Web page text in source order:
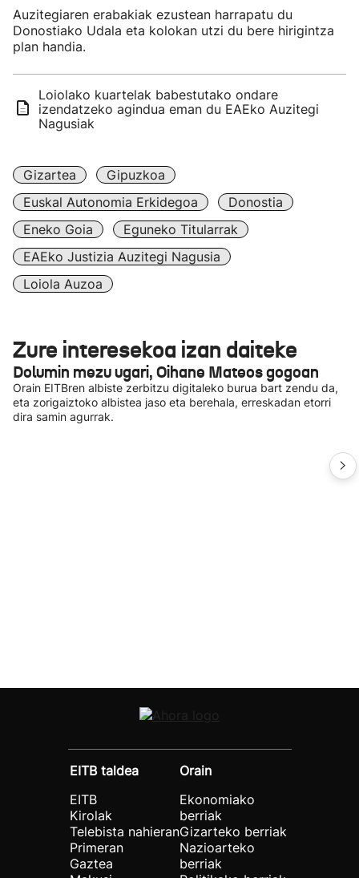
Auzitegiaren erabakiak ezustean harrapatu du
Donostiako Udala eta kolokan utzi du bere hirigintza
plan handia.
Loiolako kuartelak babestutako ondare
izendatzeko agindua eman du EAEko Auzitegi
Nagusiak
Gizartea
Gipuzkoa
Euskal Autonomia Erkidegoa
Donostia
Eneko Goia
Eguneko Titularrak
EAEko Justizia Auzitegi Nagusia
Loiola Auzoa
Zure interesekoa izan daiteke
Dolumin mezu ugari, Oihane Mateos gogoan
Orain EITBren albiste zerbitzu digitaleko burua bart zendu da,
eta zorigaiztoko albistea jaso eta berehala, erreskadan etorri
dira samin agurrak.
EITB taldea
EITB
Kirolak
Telebista nahieran
Primeran
Gaztea
Orain
Ekonomiako
berriak
Gizarteko berriak
Nazioarteko
berriak